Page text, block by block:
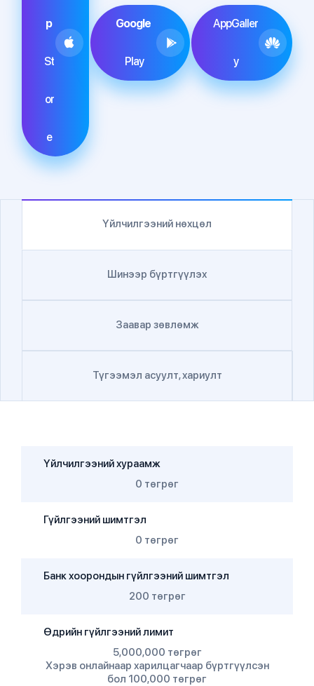
p
St
or
e
Google
Play
AppGaller
y
Үйлчилгээний нөхцөл
Шинээр бүртгүүлэх
Заавар зөвлөмж
Түгээмэл асуулт, хариулт
Үйлчилгээний хураамж
0 төгрөг
Гүйлгээний шимтгэл
0 төгрөг
Банк хоорондын гүйлгээний шимтгэл
200 төгрөг
Өдрийн гүйлгээний лимит
5,000,000 төгрөг
Хэрэв онлайнаар харилцагчаар бүртгүүлсэн
бол 100,000 төгрөг